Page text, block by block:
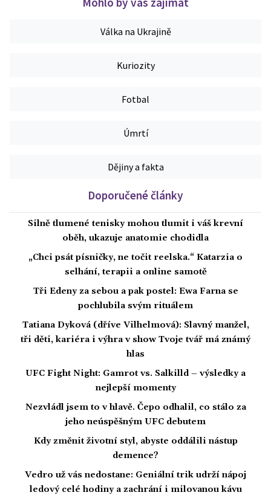
Válka na Ukrajině
Kuriozity
Fotbal
Úmrtí
Dějiny a fakta
Doporučené články
Silně tlumené tenisky mohou tlumit i váš krevní
oběh, ukazuje anatomie chodidla
„Chci psát písničky, ne točit reelska.“ Katarzia o
selhání, terapii a online samotě
Tři Edeny za sebou a pak postel: Ewa Farna se
pochlubila svým rituálem
Tatiana Dyková (dříve Vilhelmová): Slavný manžel,
tři děti, kariéra i výhra v show Tvoje tvář má známý
hlas
UFC Fight Night: Gamrot vs. Salkilld – výsledky a
nejlepší momenty
Nezvládl jsem to v hlavě. Čepo odhalil, co stálo za
jeho neúspěšným UFC debutem
Kdy změnit životní styl, abyste oddálili nástup
demence?
Vedro už vás nedostane: Geniální trik udrží nápoj
ledový celé hodiny a zachrání i milovanou kávu